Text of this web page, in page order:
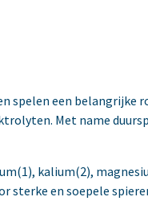
spelen een belangrijke
Met name
kalium(2),
sterke en soepele